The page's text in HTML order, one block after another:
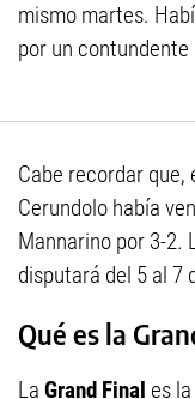
mismo martes.
por un contundente
Cabe recordar que,
Cerundolo había
Mannarino por 3-2.
disputará del 5 al 7
Qué es la
La Grand Final es